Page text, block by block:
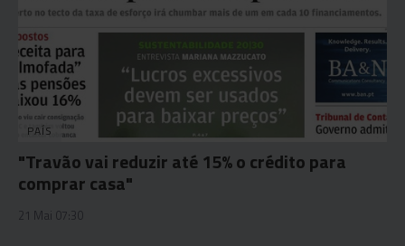
PAÍS
"Travão vai reduzir até 15% o crédito para
comprar casa"
21 Mai 07:30